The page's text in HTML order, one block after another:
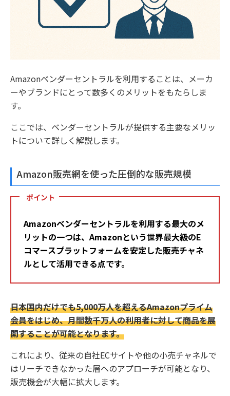
Amazonベンダーセントラルを利用することは、メーカ
ーやブランドにとって数多くのメリットをもたらしま
す。
ここでは、ベンダーセントラルが提供する主要なメリッ
トについて詳しく解説します。
Amazon販売網を使った圧倒的な販売規模
ポイント
Amazonベンダーセントラルを利用する最大のメ
リットの一つは、Amazonという世界最大級のE
コマースプラットフォームを安定した販売チャネ
ルとして活用できる点です。
日本国内だけでも5,000万人を超えるAmazonプライム
会員をはじめ、月間数千万人の利用者に対して商品を展
開することが可能となります。
これにより、従来の自社ECサイトや他の小売チャネルで
はリーチできなかった層へのアプローチが可能となり、
販売機会が大幅に拡大します。